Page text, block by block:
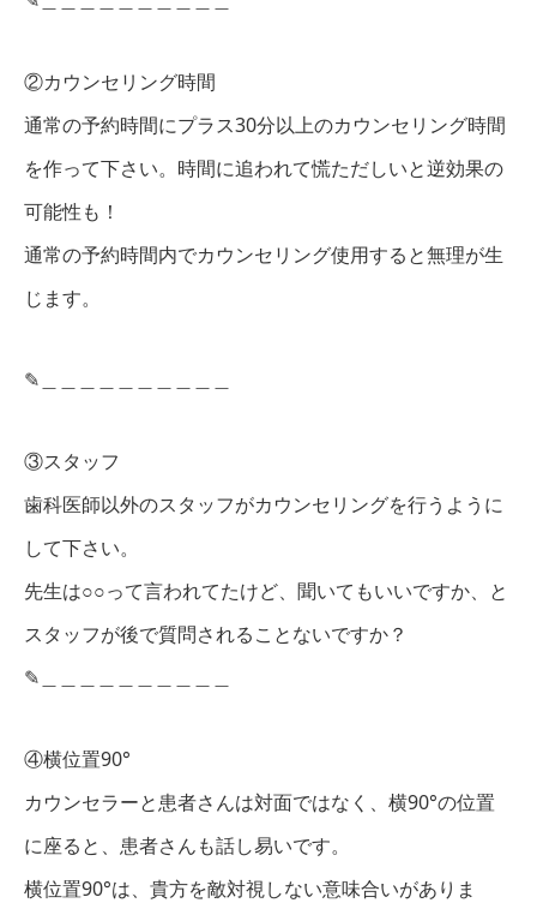
②カウンセリング時間
通常の予約時間にプラス30分以上のカウンセリング時間
を作って下さい。時間に追われて慌ただしいと逆効果の
可能性も！
通常の予約時間内でカウンセリング使用すると無理が生
じます。
✎︎＿＿＿＿＿＿＿＿＿＿
③スタッフ
歯科医師以外のスタッフがカウンセリングを行うように
して下さい。
先生は○○って言われてたけど、聞いてもいいですか、と
スタッフが後で質問されることないですか？
✎︎＿＿＿＿＿＿＿＿＿＿
④横位置90°
カウンセラーと患者さんは対面ではなく、横90°の位置
に座ると、患者さんも話し易いです。
横位置90°は、貴方を敵対視しない意味合いがありま